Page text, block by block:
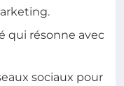
qui résonne avec
sociaux pour